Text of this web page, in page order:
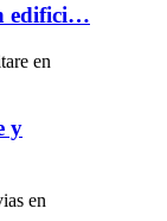
edifici…
y